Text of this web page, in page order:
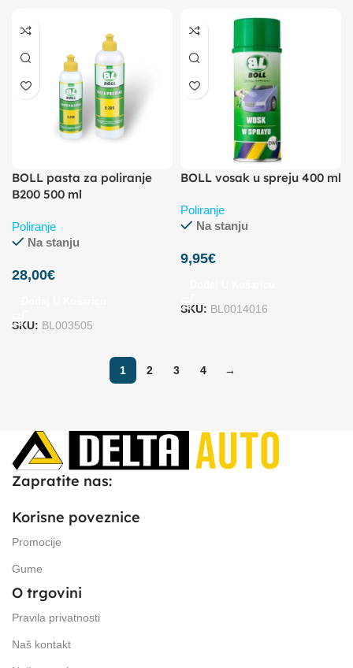
BOLL pasta za poliranje
B200 500 ml
Poliranje
Na stanju
28,00€
SKU: BL003505
BOLL vosak u spreju 400 ml
Poliranje
Na stanju
9,95€
SKU: BL0014016
1 2 3 4 →
Zapratite nas:
Korisne poveznice
Promocije
Gume
O trgovini
Pravila privatnosti
Naš kontakt